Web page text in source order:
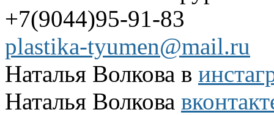
+7(9044)95-91-83
plastika-tyumen@mail.ru
Наталья Волкова в
Наталья Волкова